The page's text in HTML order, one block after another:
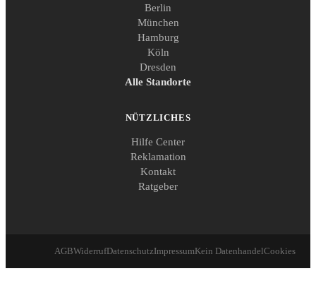
Berlin
München
Hamburg
Köln
Dresden
Alle Standorte
NÜTZLICHES
Hilfe Center
Reklamation
Kontakt
Ratgeber
AGBWiderrufDatenschutzImpressumKein DatenhandelCookies